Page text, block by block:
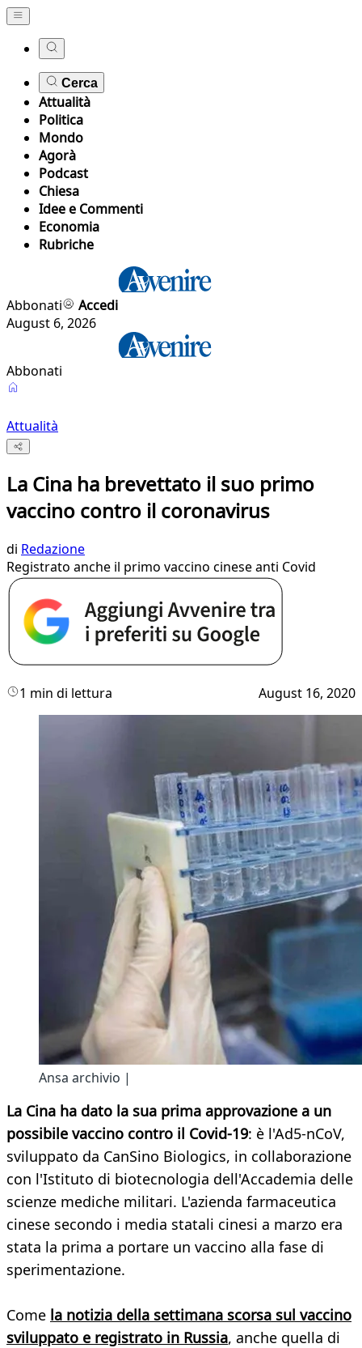
Cerca
Attualità
Politica
Mondo
Agorà
Podcast
Chiesa
Idee e Commenti
Economia
Rubriche
Abbonati
Accedi
August 6, 2026
Abbonati
Attualità
La Cina ha brevettato il suo primo
vaccino contro il coronavirus
di Redazione
Registrato anche il primo vaccino cinese anti Covid
1 min di lettura August 16, 2020
Ansa archivio |
La Cina ha dato la sua prima approvazione a un
possibile vaccino contro il Covid-19: è l'Ad5-nCoV,
sviluppato da CanSino Biologics, in collaborazione
con l'Istituto di biotecnologia dell'Accademia delle
scienze mediche militari. L'azienda farmaceutica
cinese secondo i media statali cinesi a marzo era
stata la prima a portare un vaccino alla fase di
sperimentazione.
Come la notizia della settimana scorsa sul vaccino
sviluppato e registrato in Russia, anche quella di